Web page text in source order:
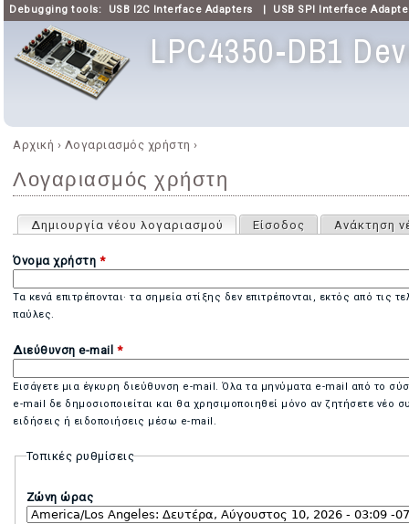
Debugging tools: USB I2C Interface Adapters | USB SPI Interface
LPC4350-DB1
Κύριο μενού
Είστε εδώ
Αρχική › Λογαριασμός χρήστη ›
Λογαριασμός χρήστη
Πρωτεύουσες καρτέλες
Δημιουργία νέου λογαριασμού (ενεργή καρτέλα)
Είσοδος Ανάκτηση
Όνομα χρήστη *
Τα κενά επιτρέπονται· τα σημεία στίξης δεν επιτρέπονται, εκτός από τις
παύλες.
Διεύθυνση e-mail *
Εισάγετε μια έγκυρη διεύθυνση e-mail. Όλα τα μηνύματα e-mail από το
e-mail δε δημοσιοποιείται και θα χρησιμοποιηθεί μόνο αν ζητήσετε νέο
ειδήσεις ή ειδοποιήσεις μέσω e-mail.
Τοπικές ρυθμίσεις
Ζώνη ώρας